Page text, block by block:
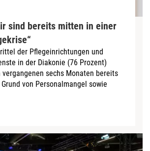
sind bereits mitten in einer
der Pflegeinrichtungen und
in der Diakonie (76 Prozent)
vergangenen sechs Monaten bereits
von Personalmangel sowie